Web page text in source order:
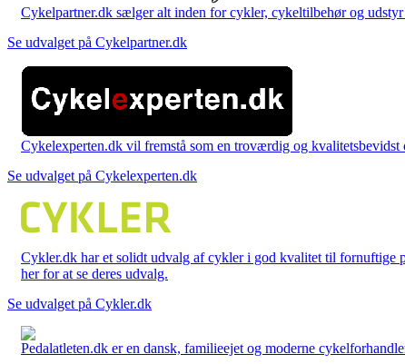
Cykelpartner.dk sælger alt inden for cykler, cykeltilbehør og
Se udvalget på Cykelpartner.dk
Cykelexperten.dk vil fremstå som en troværdig og
Se udvalget på Cykelexperten.dk
Cykler.dk har et solidt udvalg af cykler i god kvalitet til fornuftige
her for at se deres udvalg.
Se udvalget på Cykler.dk
Pedalatleten.dk er en dansk, familieejet og moderne